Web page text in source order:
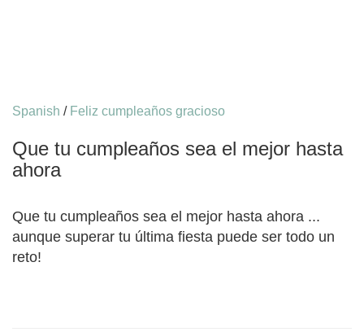
Spanish / Feliz cumpleaños gracioso
Que tu cumpleaños sea el mejor hasta
ahora
Que tu cumpleaños sea el mejor hasta ahora ...
aunque superar tu última fiesta puede ser todo un
reto!